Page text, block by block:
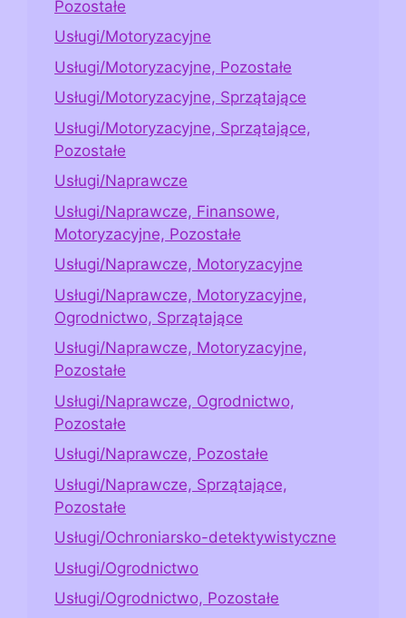
Pozostałe
Usługi/Motoryzacyjne
Usługi/Motoryzacyjne, Pozostałe
Usługi/Motoryzacyjne, Sprzątające
Usługi/Motoryzacyjne, Sprzątające,
Pozostałe
Usługi/Naprawcze
Usługi/Naprawcze, Finansowe,
Motoryzacyjne, Pozostałe
Usługi/Naprawcze, Motoryzacyjne
Usługi/Naprawcze, Motoryzacyjne,
Ogrodnictwo, Sprzątające
Usługi/Naprawcze, Motoryzacyjne,
Pozostałe
Usługi/Naprawcze, Ogrodnictwo,
Pozostałe
Usługi/Naprawcze, Pozostałe
Usługi/Naprawcze, Sprzątające,
Pozostałe
Usługi/Ochroniarsko-detektywistyczne
Usługi/Ogrodnictwo
Usługi/Ogrodnictwo, Pozostałe